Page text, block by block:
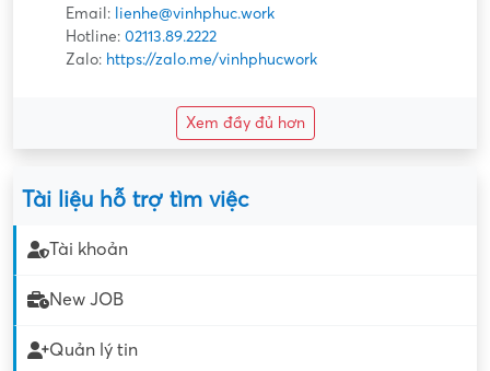
Email: lienhe@vinhphuc.work
Hotline: 02113.89.2222
Zalo: https://zalo.me/vinhphucwork
Xem đầy đủ hơn
Tài liệu hỗ trợ tìm việc
Tài khoản
New JOB
Quản lý tin